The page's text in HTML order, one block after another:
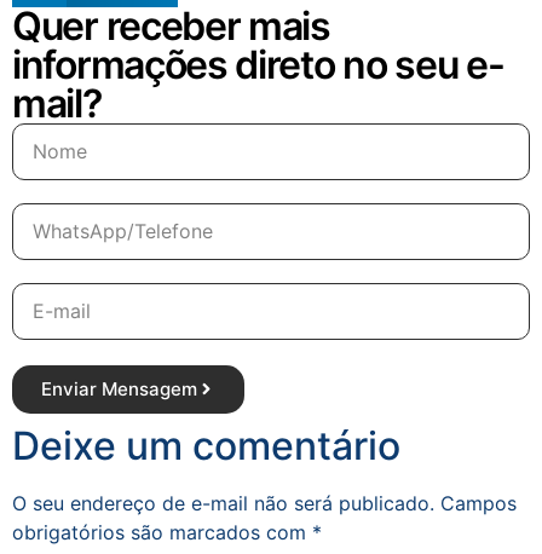
Quer receber mais
informações direto no seu e-
mail?
Enviar Mensagem
Deixe um comentário
O seu endereço de e-mail não será publicado. Campos
obrigatórios são marcados com *